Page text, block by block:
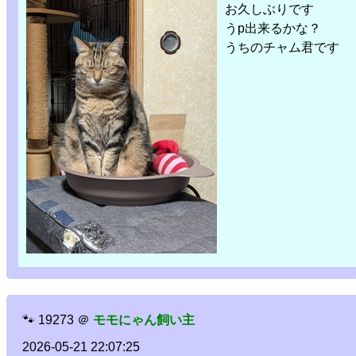
お久しぶりです
うp出来るかな？
うちのチャム君です
🐾 19273 ＠ モモにゃん飼い主
2026-05-21 22:07:25